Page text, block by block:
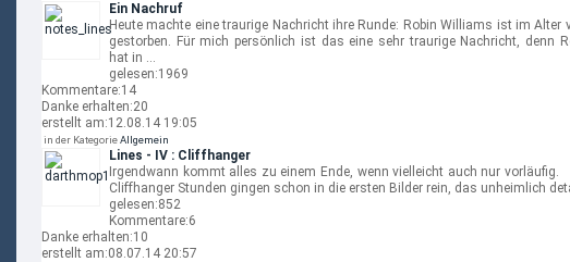
Ein Nachruf
Heute machte eine traurige Nachricht ihre Runde: Robin Williams ist im Alter
gestorben. Für mich persönlich ist das eine sehr traurige Nachricht, denn
hat in …
gelesen:1969
Kommentare:14
Danke erhalten:20
erstellt am:12.08.14 19:05
in der KategorieAllgemein
Lines - IV : Cliffhanger
Irgendwann kommt alles zu einem Ende, wenn vielleicht auch nur vorläufig.
Cliffhanger Stunden gingen schon in die ersten Bilder rein, das unheimlich
gelesen:852
Kommentare:6
Danke erhalten:10
erstellt am:08.07.14 20:57